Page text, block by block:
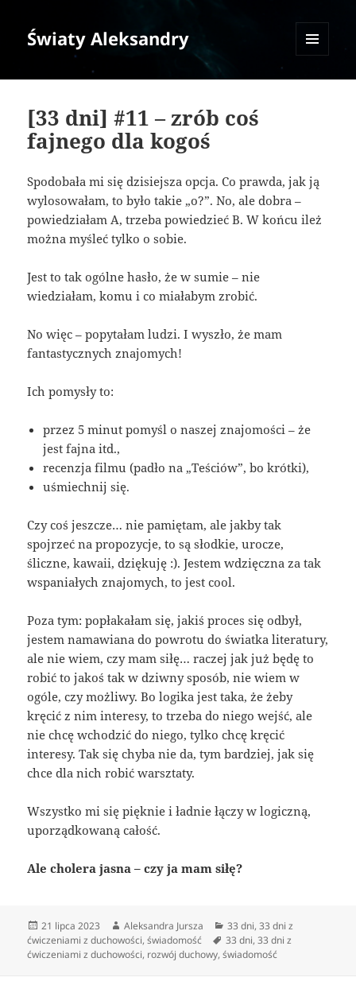
Światy Aleksandry
[33 dni] #11 – zrób coś
fajnego dla kogoś
Spodobała mi się dzisiejsza opcja. Co prawda, jak ją
wylosowałam, to było takie „o?”. No, ale dobra –
powiedziałam A, trzeba powiedzieć B. W końcu ileż
można myśleć tylko o sobie.
Jest to tak ogólne hasło, że w sumie – nie
wiedziałam, komu i co miałabym zrobić.
No więc – popytałam ludzi. I wyszło, że mam
fantastycznych znajomych!
Ich pomysły to:
przez 5 minut pomyśl o naszej znajomości – że
jest fajna itd.,
recenzja filmu (padło na „Teściów”, bo krótki),
uśmiechnij się.
Czy coś jeszcze… nie pamiętam, ale jakby tak
spojrzeć na propozycje, to są słodkie, urocze,
śliczne, kawaii, dziękuję :). Jestem wdzięczna za tak
wspaniałych znajomych, to jest cool.
Poza tym: popłakałam się, jakiś proces się odbył,
jestem namawiana do powrotu do światka literatury,
ale nie wiem, czy mam siłę… raczej jak już będę to
robić to jakoś tak w dziwny sposób, nie wiem w
ogóle, czy możliwy. Bo logika jest taka, że żeby
kręcić z nim interesy, to trzeba do niego wejść, ale
nie chcę wchodzić do niego, tylko chcę kręcić
interesy. Tak się chyba nie da, tym bardziej, jak się
chce dla nich robić warsztaty.
Wszystko mi się pięknie i ładnie łączy w logiczną,
uporządkowaną całość.
Ale cholera jasna – czy ja mam siłę?
Data
publikacji
21 lipca 2023 Autor
Aleksandra Jursza Kategorie
33 dni,33 dni z
ćwiczeniami z duchowości,świadomość Tagi
33 dni,33 dni z
ćwiczeniami z duchowości, rozwój duchowy,świadomość